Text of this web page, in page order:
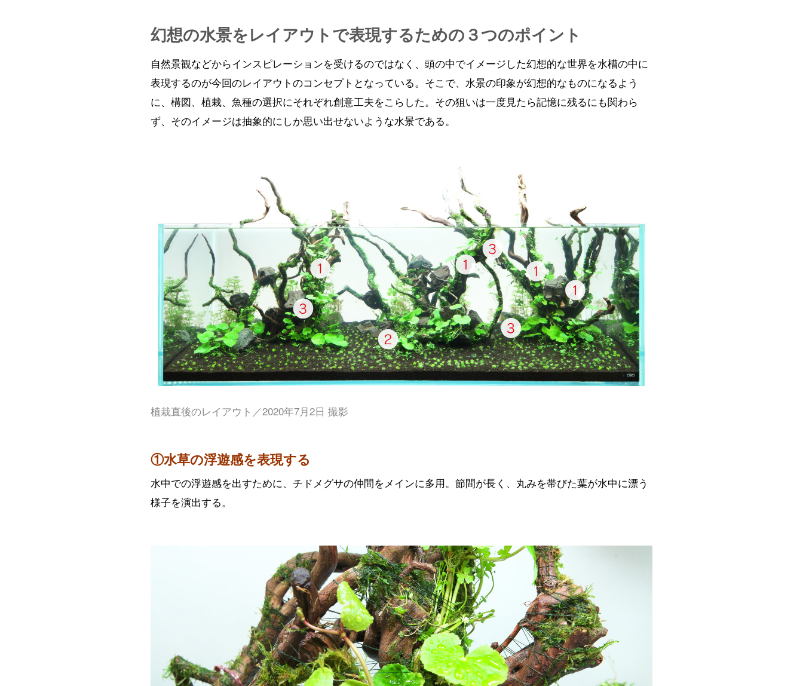
幻想の水景をレイアウトで表現するための３つのポイント
自然景観などからインスピレーションを受けるのではなく、頭の中でイメージした幻想的な世界を水槽の中に
表現するのが今回のレイアウトのコンセプトとなっている。そこで、水景の印象が幻想的なものになるよう
に、構図、植栽、魚種の選択にそれぞれ創意工夫をこらした。その狙いは一度見たら記憶に残るにも関わら
ず、そのイメージは抽象的にしか思い出せないような水景である。
植栽直後のレイアウト／2020年7月2日 撮影
①水草の浮遊感を表現する
水中での浮遊感を出すために、チドメグサの仲間をメインに多用。節間が長く、丸みを帯びた葉が水中に漂う
様子を演出する。